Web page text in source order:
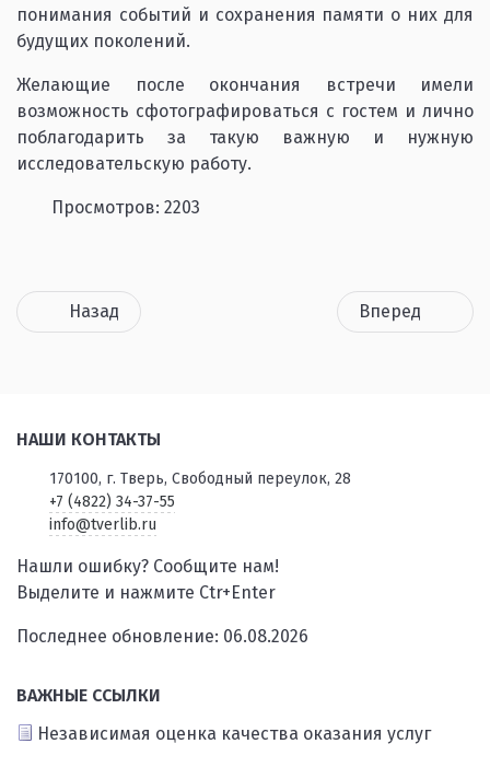
понимания событий и сохранения памяти о них для
будущих поколений.
Желающие после окончания встречи имели
возможность сфотографироваться с гостем и лично
поблагодарить за такую важную и нужную
исследовательскую работу.
Просмотров: 2203
Назад Вперед
НАШИ КОНТАКТЫ
170100, г. Тверь, Свободный переулок, 28
+7 (4822) 34-37-55
info@tverlib.ru
Нашли ошибку? Сообщите нам!
Выделите и нажмите Ctr+Enter
Последнее обновление: 06.08.2026
ВАЖНЫЕ ССЫЛКИ
Независимая оценка качества оказания услуг